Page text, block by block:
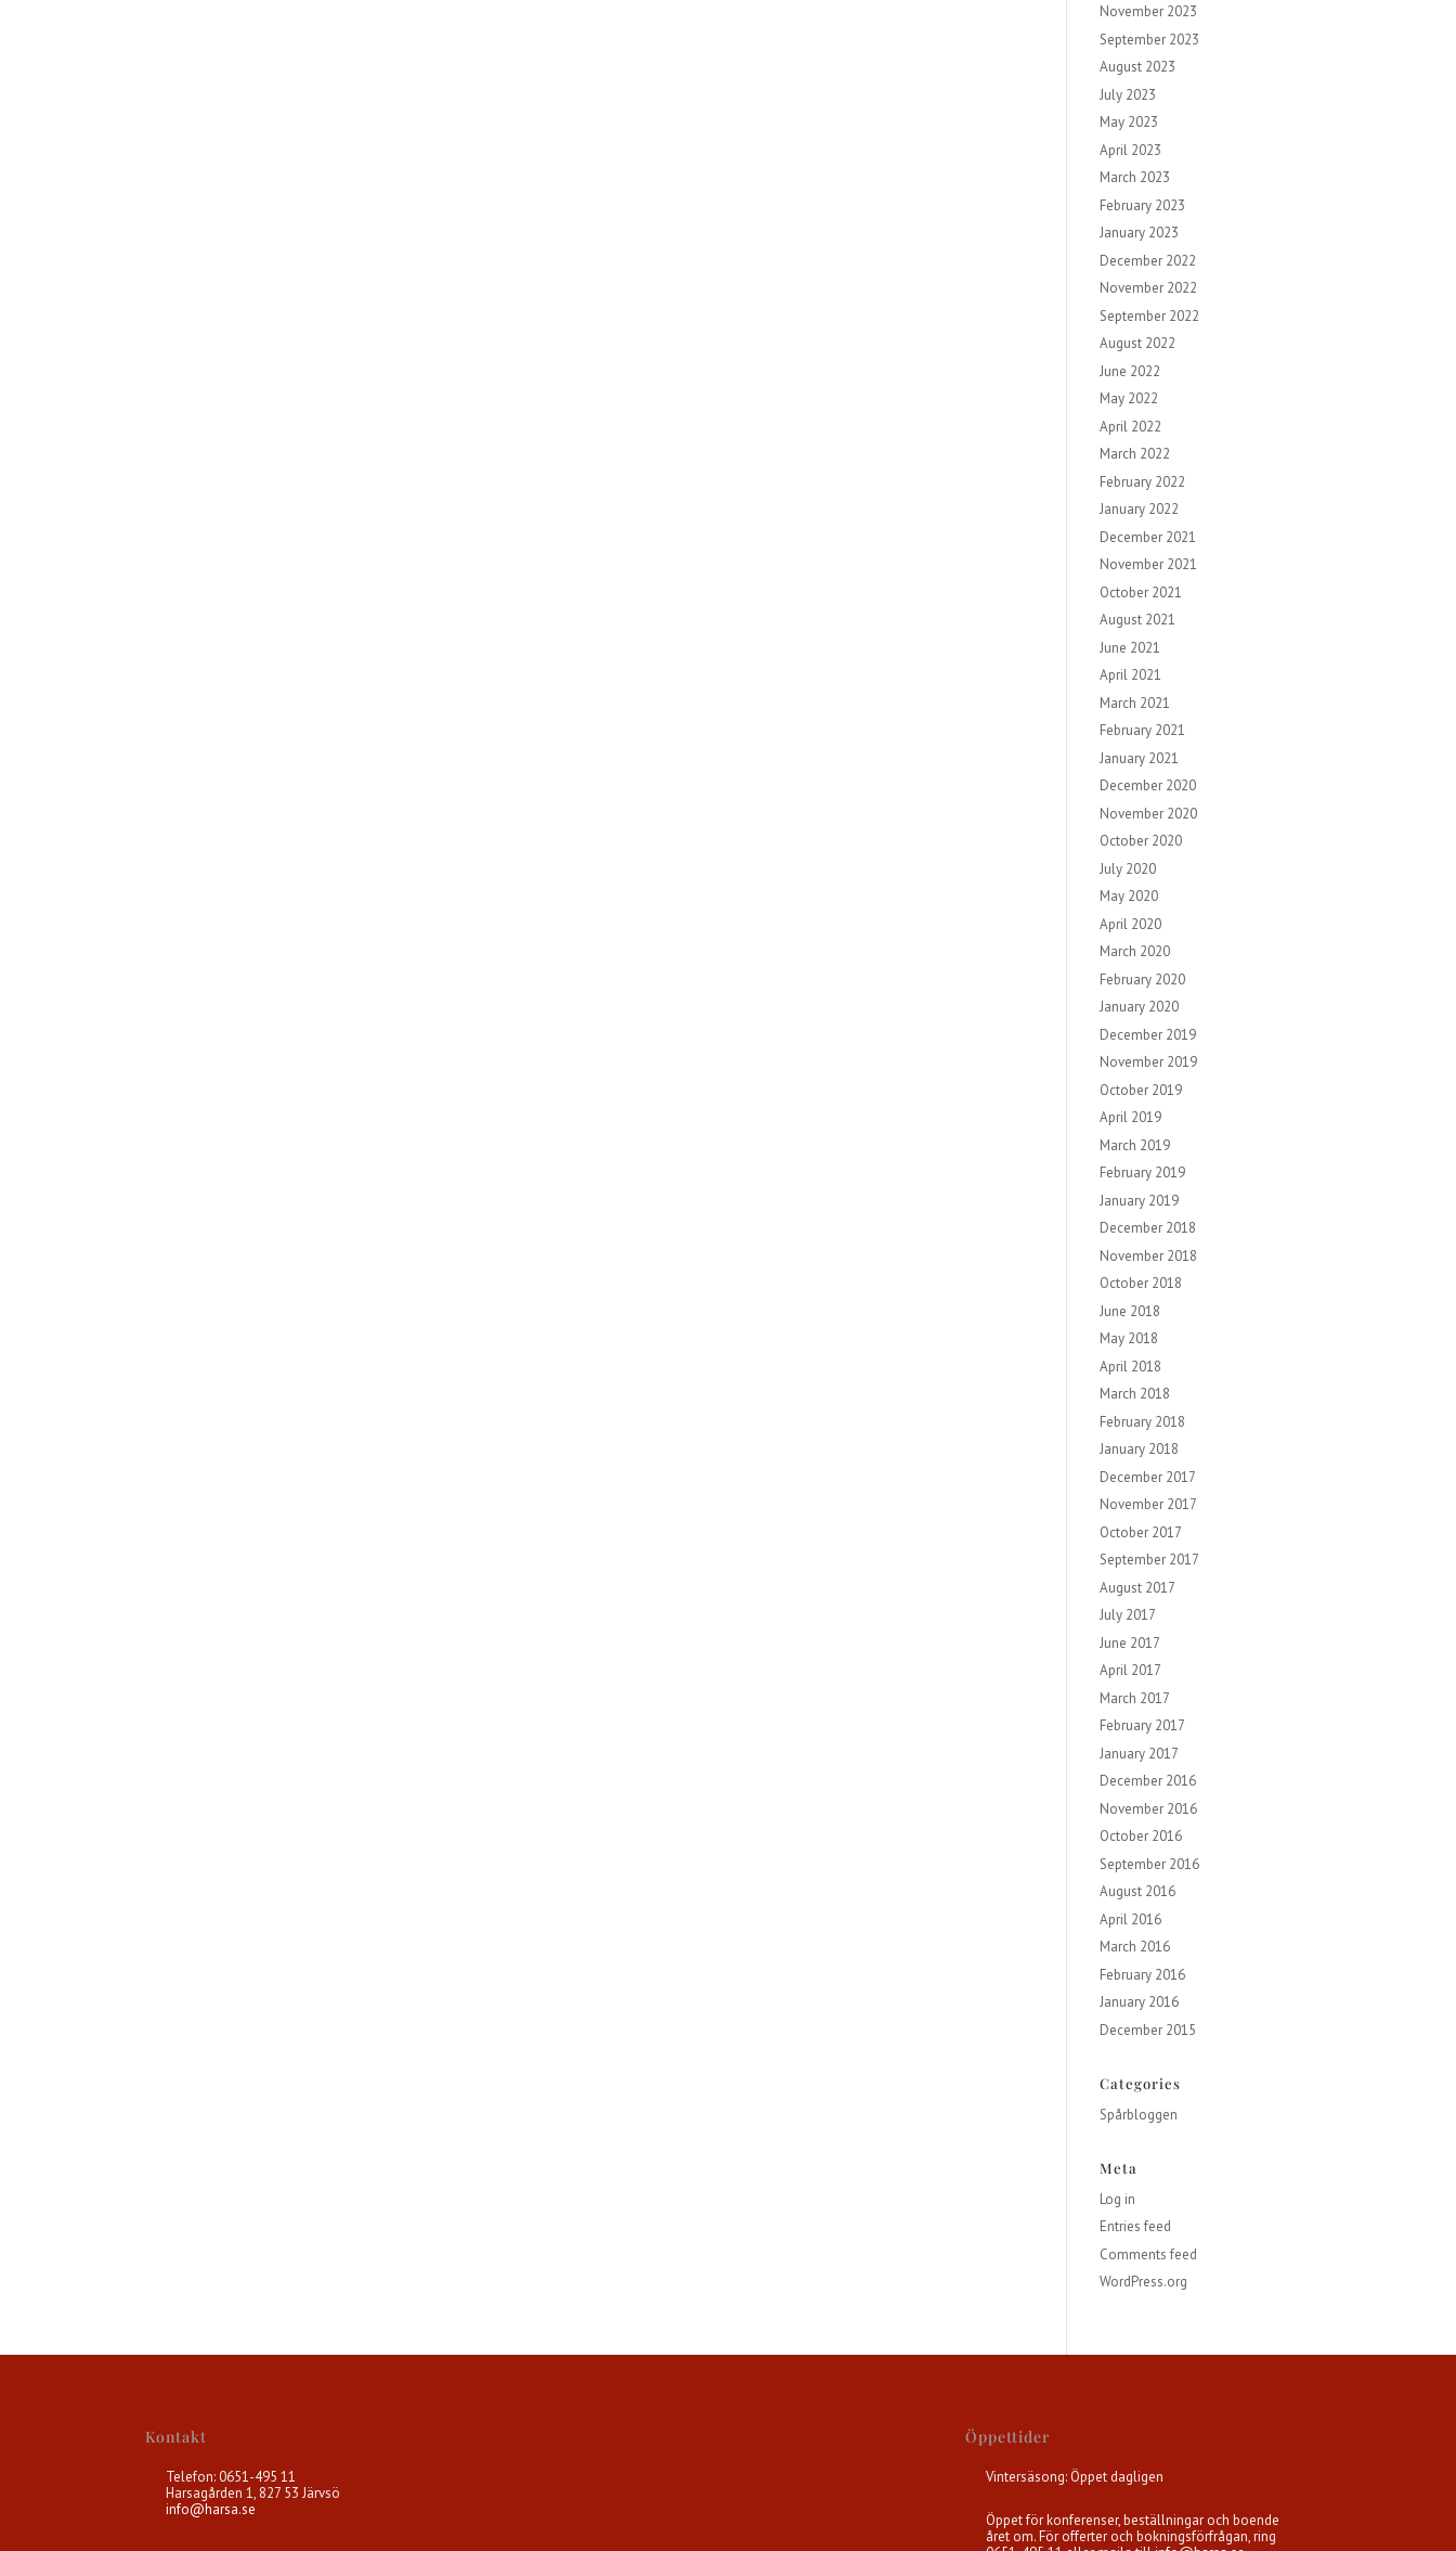
November 2023
September 2023
August 2023
July 2023
May 2023
April 2023
March 2023
February 2023
January 2023
December 2022
November 2022
September 2022
August 2022
June 2022
May 2022
April 2022
March 2022
February 2022
January 2022
December 2021
November 2021
October 2021
August 2021
June 2021
April 2021
March 2021
February 2021
January 2021
December 2020
November 2020
October 2020
July 2020
May 2020
April 2020
March 2020
February 2020
January 2020
December 2019
November 2019
October 2019
April 2019
March 2019
February 2019
January 2019
December 2018
November 2018
October 2018
June 2018
May 2018
April 2018
March 2018
February 2018
January 2018
December 2017
November 2017
October 2017
September 2017
August 2017
July 2017
June 2017
April 2017
March 2017
February 2017
January 2017
December 2016
November 2016
October 2016
September 2016
August 2016
April 2016
March 2016
February 2016
January 2016
December 2015
Categories
Spårbloggen
Meta
Log in
Entries feed
Comments feed
WordPress.org
Kontakt
Telefon: 0651-495 11
Harsagården 1, 827 53 Järvsö
info@harsa.se
Öppettider
Vintersäsong: Öppet dagligen
Öppet för konferenser, beställningar och boende
året om. För offerter och bokningsförfrågan, ring